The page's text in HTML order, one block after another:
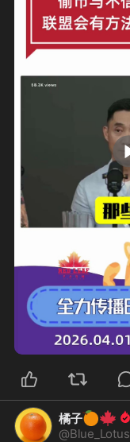
橘子🍊🍁
@Blue_Lotus